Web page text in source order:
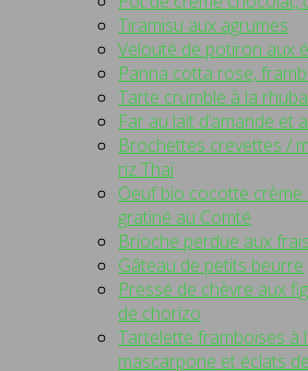
Tiramisu aux agrumes
Velouté de potiron aux
Panna cotta rose,
Tarte crumble à la
Far au lait d’amande et
Brochettes crevettes /
riz Thaï
Oeuf bio cocotte crème
gratiné au Comté
Brioche perdue aux
Gâteau de petits beurre
Pressé de chèvre aux
de chorizo
Tartelette framboises à
mascarpone et éclats